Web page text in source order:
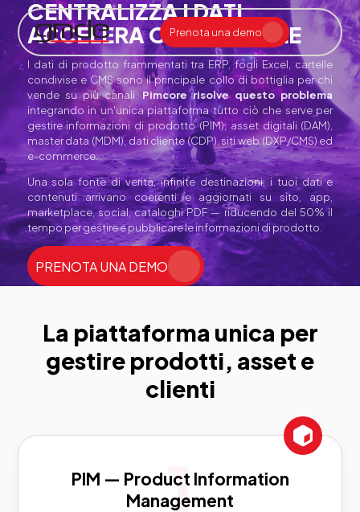
Prenota una demo
CENTRALIZZA I DATI,
ACCELERA OGNI CANALE
I dati di prodotto frammentati tra ERP, fogli Excel, cartelle
condivise e CMS sono il principale collo di bottiglia per chi
vende su più canali. Pimcore risolve questo problema
integrando in un'unica piattaforma tutto ciò che serve per
gestire informazioni di prodotto (PIM), asset digitali (DAM),
master data (MDM), dati cliente (CDP), siti web (DXP/CMS) ed
e-commerce.
Una sola fonte di verità, infinite destinazioni: i tuoi dati e
contenuti arrivano coerenti e aggiornati su sito, app,
marketplace, social, cataloghi PDF — riducendo del 50% il
tempo per gestire e pubblicare le informazioni di prodotto.
PRENOTA UNA DEMO
La piattaforma unica per
gestire prodotti, asset e
clienti
PIM — Product Information
Management